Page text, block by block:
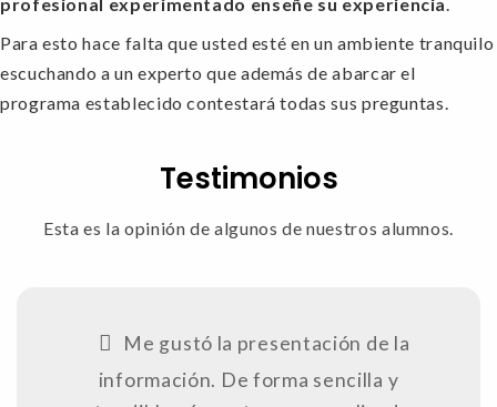
Para esto hace falta que usted esté en un ambiente tranquilo
escuchando a un experto que además de abarcar el
programa establecido contestará todas sus preguntas.
Testimonios
Esta es la opinión de algunos de nuestros alumnos.
Me gustó la presentación de la
información. De forma sencilla y